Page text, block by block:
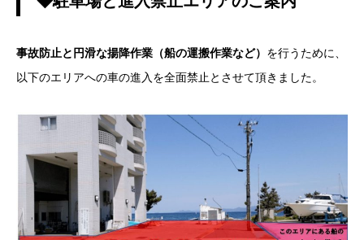
事故防止と円滑な揚降作業（船の運搬作業など） を行うために、
以下のエリアへの車の進入を全面禁止とさせて頂きました。